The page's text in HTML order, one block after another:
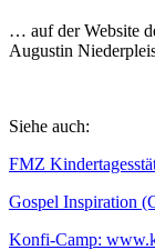
… auf der Website
Augustin
Siehe auch:
FMZ
Gospel Inspiration
Konfi-Camp: